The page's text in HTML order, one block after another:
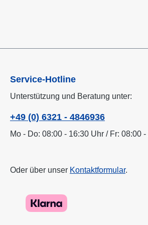
Service-Hotline
Unterstützung und Beratung unter:
+49 (0) 6321 - 4846936
Mo - Do: 08:00 - 16:30 Uhr / Fr: 08:00
Oder über unser Kontaktformular.